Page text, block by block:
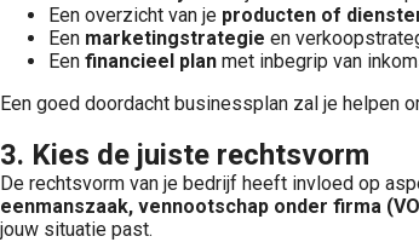
Een overzicht van je producten of
Een marketingstrategie en
Een financieel plan met inbegrip van
Een goed doordacht businessplan zal je helpen
3. Kies de juiste rechtsvorm
De rechtsvorm van je bedrijf heeft invloed op
eenmanszaak, vennootschap onder firma
jouw situatie past.